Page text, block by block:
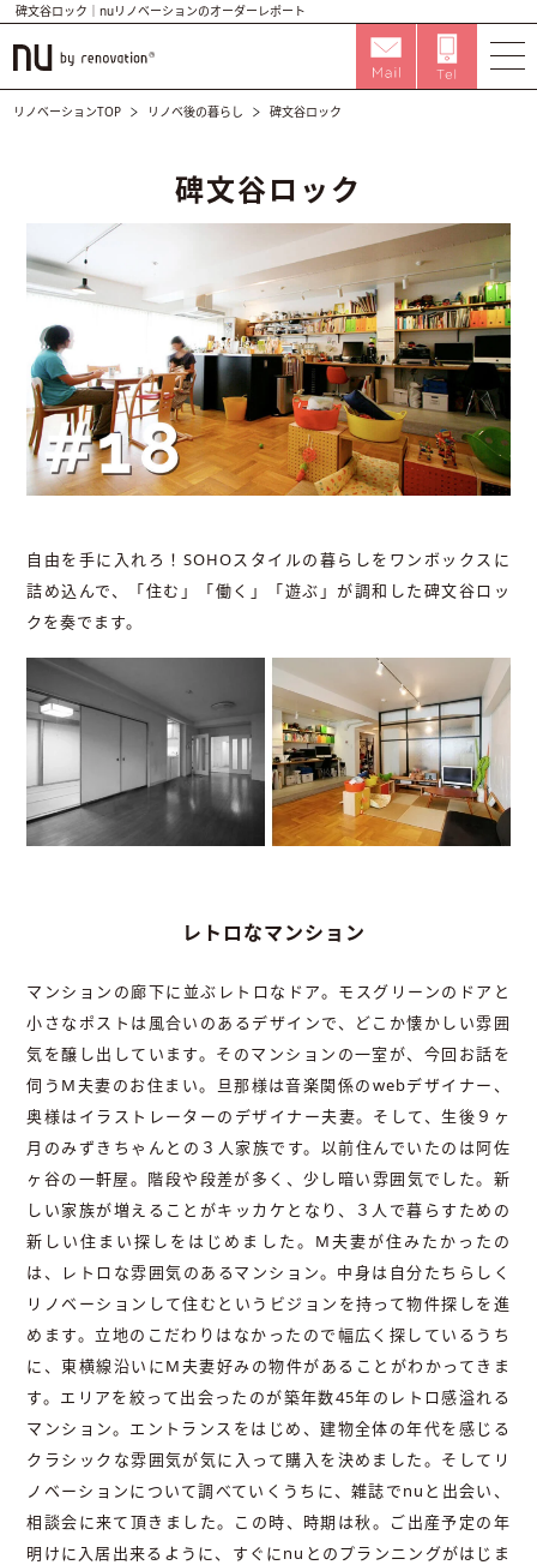
碑文谷ロック｜nuリノベーションのオーダーレポート
リノベーションTOP リノベ後の暮らし 碑文谷ロック
碑文谷ロック
自由を手に入れろ！SOHOスタイルの暮らしをワンボックスに
詰め込んで、「住む」「働く」「遊ぶ」が調和した碑文谷ロッ
クを奏でます。
レトロなマンション
マンションの廊下に並ぶレトロなドア。モスグリーンのドアと
小さなポストは風合いのあるデザインで、どこか懐かしい雰囲
気を醸し出しています。そのマンションの一室が、今回お話を
伺うM夫妻のお住まい。旦那様は音楽関係のwebデザイナー、
奥様はイラストレーターのデザイナー夫妻。そして、生後９ヶ
月のみずきちゃんとの３人家族です。以前住んでいたのは阿佐
ヶ谷の一軒屋。階段や段差が多く、少し暗い雰囲気でした。新
しい家族が増えることがキッカケとなり、３人で暮らすための
新しい住まい探しをはじめました。M夫妻が住みたかったの
は、レトロな雰囲気のあるマンション。中身は自分たちらしく
リノベーションして住むというビジョンを持って物件探しを進
めます。立地のこだわりはなかったので幅広く探しているうち
に、東横線沿いにM夫妻好みの物件があることがわかってきま
す。エリアを絞って出会ったのが築年数45年のレトロ感溢れる
マンション。エントランスをはじめ、建物全体の年代を感じる
クラシックな雰囲気が気に入って購入を決めました。そしてリ
ノベーションについて調べていくうちに、雑誌でnuと出会い、
相談会に来て頂きました。この時、時期は秋。ご出産予定の年
明けに入居出来るように、すぐにnuとのプランニングがはじま